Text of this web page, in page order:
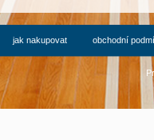
jak nakupovat obchodní